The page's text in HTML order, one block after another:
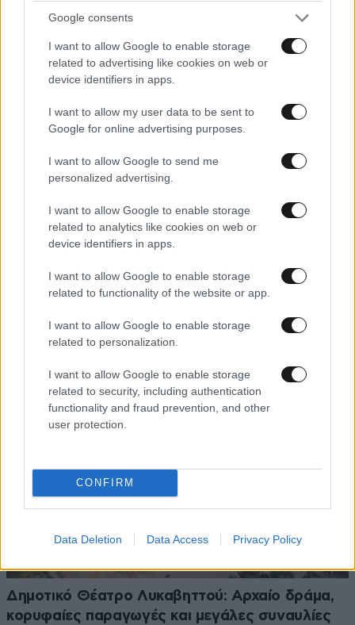
Google consents
I want to allow Google to enable storage
related to advertising like cookies on web or
device identifiers in apps.
I want to allow my user data to be sent to
Google for online advertising purposes.
I want to allow Google to send me
personalized advertising.
I want to allow Google to enable storage
related to analytics like cookies on web or
device identifiers in apps.
I want to allow Google to enable storage
related to functionality of the website or app.
I want to allow Google to enable storage
related to personalization.
I want to allow Google to enable storage
related to security, including authentication
functionality and fraud prevention, and other
user protection.
CONFIRM
Data Deletion Data Access Privacy Policy
Δοκιμάσαμε μία πιτσαρία που σε ταξιδεύει με
κορυφαίο παγωτό στο κέντρο της πόλης
Δημοτικό Θέατρο Λυκαβηττού: Αρχαίο δράμα,
κορυφαίες παραγωγές και μεγάλες συναυλίες